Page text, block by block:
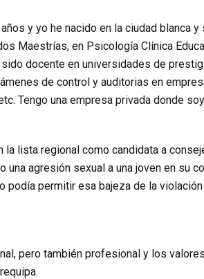
y yo he nacido en la ciudad blanca y
Maestrías, en Psicología Clínica
docente en universidades de
de control y auditorias en
Tengo una empresa privada donde
lista regional como candidata a
agresión sexual a una joven en su
podía permitir esa bajeza de la
pero también profesional y los